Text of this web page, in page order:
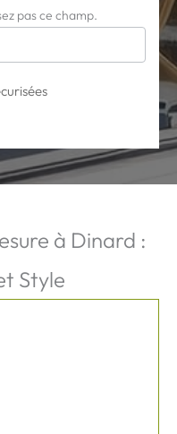
pas ce champ.
à Dinard :
Style